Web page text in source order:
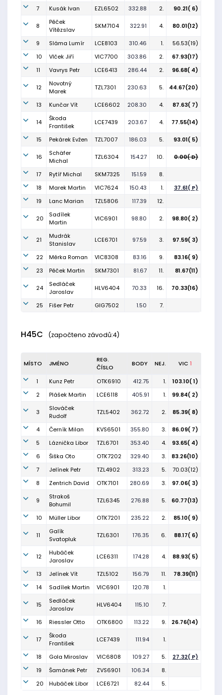
7
Kusák Ivan EZL6502 332.88 2. 90.21( 6)
8
Pěček
Vítězslav
SKM7104 322.91 4. 80.01(12)
9 Sláma Lumír LCE8103 310.46 1.
56.53(19)
10
Vlček Jiří VIC7700 303.86 2.
67.93(17)
11
Vavrys Petr LCE6413 286.44 2. 96.68( 4)
12
Novotný
Marek
TZL7301 230.63 5. 44.67(20)
13 Kunčar Vít LCE6602 208.30 4. 87.63( 7)
14
Škoda
František
LCE7439 203.67 4. 77.55(14)
15 Pekárek Evžen TZL7007 186.03 5. 93.01( 5)
16
Schäfer
Michal
TZL6304 154.27 10. 0.00( D)
17 Rytíř Michal SKM7325 151.59
8.
18
Marek Martin VIC7624 150.43 1.
37.61( P)
19
Lanc Marian TZL5806 117.39 12.
20
Sadílek
Martin
VIC6901 98.80 2. 98.80( 2)
21
Mudrák
Stanislav
LCE6701 97.59 3. 97.59( 3)
22 Měrka Roman VIC8308 83.16 9.
83.16( 9)
23
Pěček Martin SKM7301 81.67 11. 81.67(11)
24
Sedláček
Jaroslav
HLV6404 70.33 16. 70.33(16)
25 Fišer Petr GIG7502 1.50 7.
H45C (započteno závodů:4)
MÍSTO JMÉNO
REG.
ČÍSLO
BODY NEJ. VIC 1
1 Kunz Petr OTK6910 412.75 1.
103.10( 1)
2
Plášek Martin LCE6118 405.91 1. 99.84( 2)
3
Slováček
Rudolf
TZL5402 362.72 2. 85.39( 8)
4 Černík Milan KVS6501 355.80 3.
86.09( 7)
5
Láznička Libor TZL6701 353.40 4.
93.65( 4)
6
Šiška Oto OTK7202 329.40 3.
83.26(10)
7
Jelínek Petr TZL4902 313.23 5.
70.03(12)
8
Zentrich David OTK7101 280.69 3. 97.06( 3)
9
Strakoš
Bohumil
TZL6345 276.88 5. 60.77(13)
10 Müller Libor OTK7201 235.22 2. 85.10( 9)
11
Galík
Svatopluk
TZL6301 176.35 6. 88.17( 6)
12
Hubáček
Jaroslav
LCE6311 174.28 4. 88.93( 5)
13 Jelínek Vít TZL5102 156.79 11.
78.39(11)
14
Sadílek Martin VIC6901 120.78 1.
15
Sedláček
Jaroslav
HLV6404 115.10 7.
16 Riessler Otto OTK6800 113.22 9. 26.76(14)
17
Škoda
František
LCE7439 111.94 1.
18 Gola Miroslav VIC6808 109.27 5.
27.32( P)
19
Šamánek Petr ZVS6901 106.34
8.
20
Hubáček Libor LCE6721 82.44 5.